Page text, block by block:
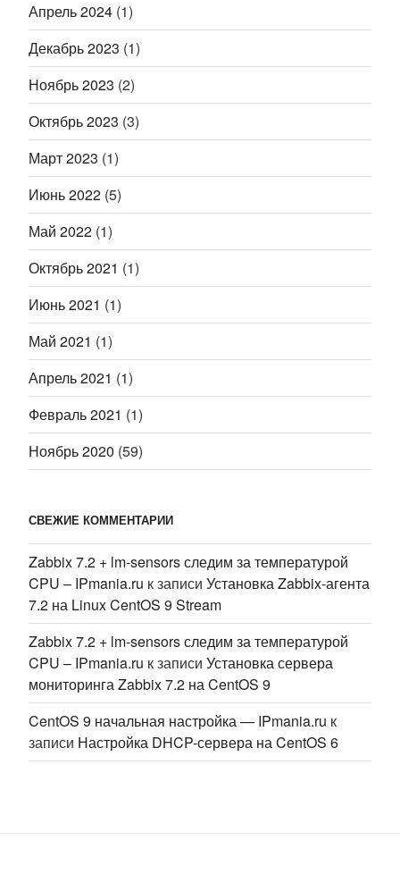
Апрель 2024 (1)
Декабрь 2023 (1)
Ноябрь 2023 (2)
Октябрь 2023 (3)
Март 2023 (1)
Июнь 2022 (5)
Май 2022 (1)
Октябрь 2021 (1)
Июнь 2021 (1)
Май 2021 (1)
Апрель 2021 (1)
Февраль 2021 (1)
Ноябрь 2020 (59)
СВЕЖИЕ КОММЕНТАРИИ
Zabbix 7.2 + lm-sensors следим за температурой
CPU – IPmania.ru к записи Установка Zabbix-агента
7.2 на Linux CentOS 9 Stream
Zabbix 7.2 + lm-sensors следим за температурой
CPU – IPmania.ru к записи Установка сервера
мониторинга Zabbix 7.2 на CentOS 9
CentOS 9 начальная настройка — IPmania.ru к
записи Настройка DHCP-сервера на CentOS 6